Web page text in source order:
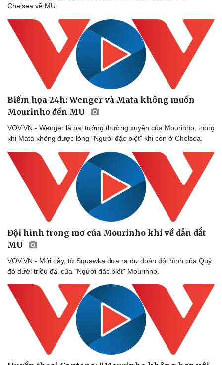
Thể thao
Bóng đá
Lịch thi đấu bóng đá
eSports
Hậu trường
Ô tô
Xe máy
Chelsea về MU.
Biếm họa 24h: Wenger và Mata không muốn
Mourinho đến MU
VOV.VN - Wenger là bại tướng thường xuyên của Mourinho, trong
khi Mata không được lòng "Người đặc biệt" khi còn ở Chelsea.
Đội hình trong mơ của Mourinho khi về dẫn dắt
MU
VOV.VN - Mới đây, tờ Squawka đưa ra dự đoán đội hình của Quỷ
đỏ dưới triều đại của "Người đặc biệt" Mourinho.